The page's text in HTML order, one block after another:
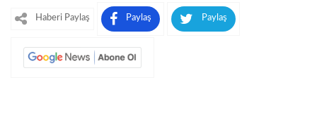
Haberi Paylaş Paylaş Paylaş